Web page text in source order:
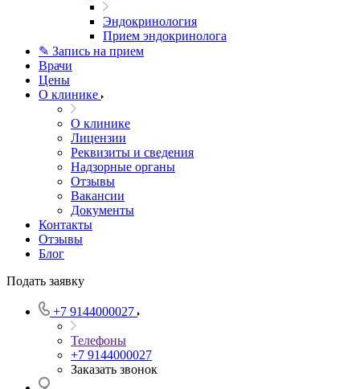
Эндокринология
Прием эндокринолога
✎ Запись на прием
Врачи
Цены
О клинике
О клинике
Лицензии
Реквизиты и сведения
Надзорные органы
Отзывы
Вакансии
Документы
Контакты
Отзывы
Блог
Подать заявку
+7 9144000027
Телефоны
+7 9144000027
Заказать звонок